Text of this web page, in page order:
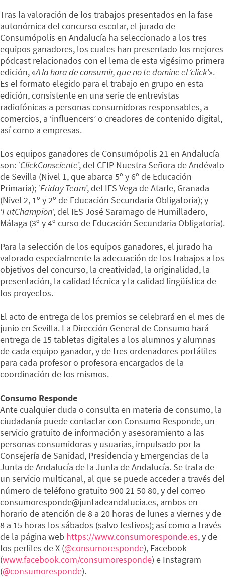
Tras la valoración de los trabajos presentados en la fase
autonómica del concurso escolar, el jurado de
Consumópolis en Andalucía ha seleccionado a los tres
equipos ganadores, los cuales han presentado los mejores
pódcast relacionados con el lema de esta vigésimo primera
edición, «A la hora de consumir, que no te domine el ‘click’».
Es el formato elegido para el trabajo en grupo en esta
edición, consistente en una serie de entrevistas
radiofónicas a personas consumidoras responsables, a
comercios, a ‘influencers’ o creadores de contenido digital,
así como a empresas.
Los equipos ganadores de Consumópolis 21 en Andalucía
son: ‘ClickConsciente’, del CEIP Nuestra Señora de Andévalo
de Sevilla (Nivel 1, que abarca 5º y 6º de Educación
Primaria); ‘Friday Team’, del IES Vega de Atarfe, Granada
(Nivel 2, 1º y 2º de Educación Secundaria Obligatoria); y
‘FutChampion’, del IES José Saramago de Humilladero,
Málaga (3º y 4º curso de Educación Secundaria Obligatoria).
Para la selección de los equipos ganadores, el jurado ha
valorado especialmente la adecuación de los trabajos a los
objetivos del concurso, la creatividad, la originalidad, la
presentación, la calidad técnica y la calidad lingüística de
los proyectos.
El acto de entrega de los premios se celebrará en el mes de
junio en Sevilla. La Dirección General de Consumo hará
entrega de 15 tabletas digitales a los alumnos y alumnas
de cada equipo ganador, y de tres ordenadores portátiles
para cada profesor o profesora encargados de la
coordinación de los mismos.
Consumo Responde
Ante cualquier duda o consulta en materia de consumo, la
ciudadanía puede contactar con Consumo Responde, un
servicio gratuito de información y asesoramiento a las
personas consumidoras y usuarias, impulsado por la
Consejería de Sanidad, Presidencia y Emergencias de la
Junta de Andalucía de la Junta de Andalucía. Se trata de
un servicio multicanal, al que se puede acceder a través del
número de teléfono gratuito 900 21 50 80, y del correo
consumoresponde@juntadeandalucia.es, ambos en
horario de atención de 8 a 20 horas de lunes a viernes y de
8 a 15 horas los sábados (salvo festivos); así como a través
de la página web https://www.consumoresponde.es, y de
los perfiles de X (@consumoresponde), Facebook
(www.facebook.com/consumoresponde) e Instagram
(@consumoresponde).